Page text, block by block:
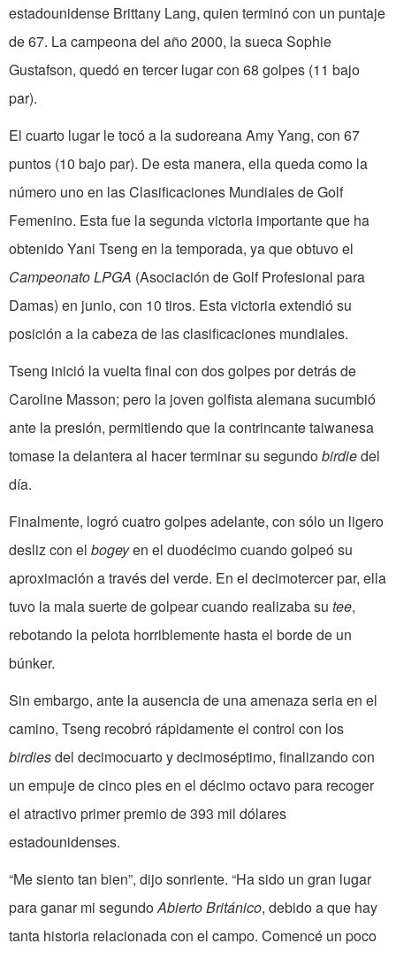
estadounidense Brittany Lang, quien terminó con un puntaje
de 67. La campeona del año 2000, la sueca Sophie
Gustafson, quedó en tercer lugar con 68 golpes (11 bajo
par).
El cuarto lugar le tocó a la sudoreana Amy Yang, con 67
puntos (10 bajo par). De esta manera, ella queda como la
número uno en las Clasificaciones Mundiales de Golf
Femenino. Esta fue la segunda victoria importante que ha
obtenido Yani Tseng en la temporada, ya que obtuvo el
Campeonato LPGA (Asociación de Golf Profesional para
Damas) en junio, con 10 tiros. Esta victoria extendió su
posición a la cabeza de las clasificaciones mundiales.
Tseng inició la vuelta final con dos golpes por detrás de
Caroline Masson; pero la joven golfista alemana sucumbió
ante la presión, permitiendo que la contrincante taiwanesa
tomase la delantera al hacer terminar su segundobirdiedel
día.
Finalmente, logró cuatro golpes adelante, con sólo un ligero
desliz con el bogeyen el duodécimo cuando golpeó su
aproximación a través del verde. En el decimotercer par, ella
tuvo la mala suerte de golpear cuando realizaba su tee,
rebotando la pelota horriblemente hasta el borde de un
búnker.
Sin embargo, ante la ausencia de una amenaza seria en el
camino, Tseng recobró rápidamente el control con los
birdiesdel decimocuarto y decimoséptimo, finalizando con
un empuje de cinco pies en el décimo octavo para recoger
el atractivo primer premio de 393 mil dólares
estadounidenses.
“Me siento tan bien”, dijo sonriente. “Ha sido un gran lugar
para ganar mi segundoAbierto Británico, debido a que hay
tanta historia relacionada con el campo. Comencé un poco